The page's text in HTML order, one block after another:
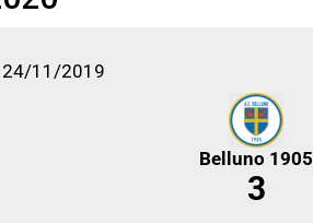
24/11/2019
Belluno 1905
3